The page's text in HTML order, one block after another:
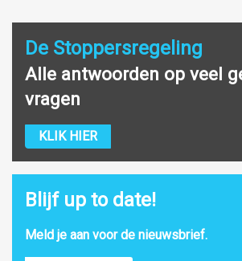
De Stoppersregeling
Alle antwoorden op veel
vragen
KLIK HIER
Blijf up to date!
Meld je aan voor de nieuwsbrief.